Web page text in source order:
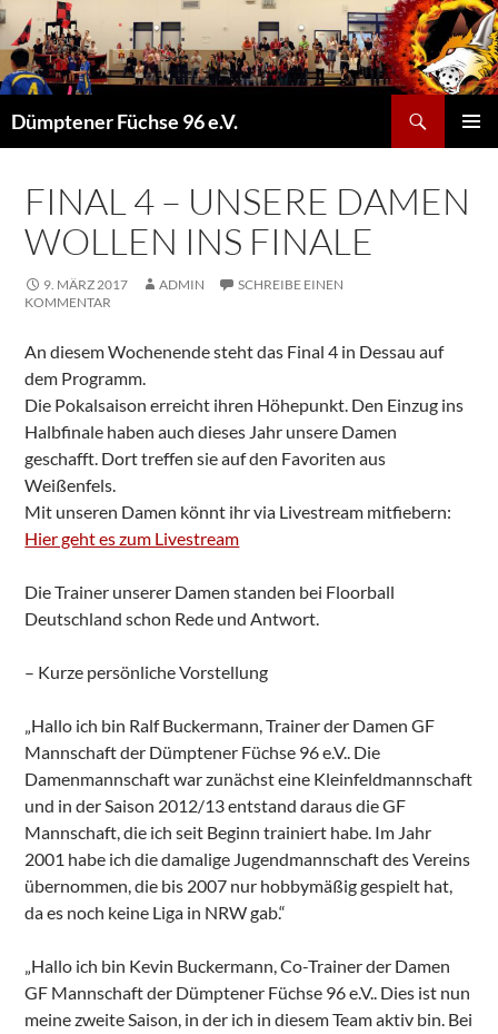
Dümptener Füchse 96 e.V.
SPRINGEN
FINAL 4 – UNSERE DAMEN
WOLLEN INS FINALE
9. MÄRZ 2017 ADMIN
SCHREIBE EINEN
KOMMENTAR
An diesem Wochenende steht das Final 4 in Dessau auf
dem Programm.
Die Pokalsaison erreicht ihren Höhepunkt. Den Einzug ins
Halbfinale haben auch dieses Jahr unsere Damen
geschafft. Dort treffen sie auf den Favoriten aus
Weißenfels.
Mit unseren Damen könnt ihr via Livestream mitfiebern:
Hier geht es zum Livestream
Die Trainer unserer Damen standen bei Floorball
Deutschland schon Rede und Antwort.
– Kurze persönliche Vorstellung
„Hallo ich bin Ralf Buckermann, Trainer der Damen GF
Mannschaft der Dümptener Füchse 96 e.V.. Die
Damenmannschaft war zunächst eine Kleinfeldmannschaft
und in der Saison 2012/13 entstand daraus die GF
Mannschaft, die ich seit Beginn trainiert habe. Im Jahr
2001 habe ich die damalige Jugendmannschaft des Vereins
übernommen, die bis 2007 nur hobbymäßig gespielt hat,
da es noch keine Liga in NRW gab.“
„Hallo ich bin Kevin Buckermann, Co-Trainer der Damen
GF Mannschaft der Dümptener Füchse 96 e.V.. Dies ist nun
meine zweite Saison, in der ich in diesem Team aktiv bin. Bei